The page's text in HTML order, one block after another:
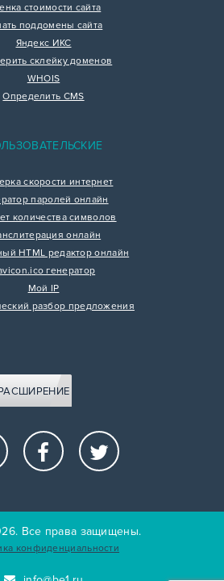
стоимости сайта
поддомены сайта
Яндекс ИКС
склейку доменов
WHOIS
Определить CMS
скорости интернет
паролей онлайн
количества символов
онлайн
HTML редактор онлайн
генератор
Мой IP
разбор предложения
Все права защищены.
конфиденциальности